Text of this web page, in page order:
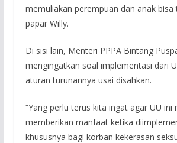
memuliakan perempuan dan anak bisa
papar Willy.
Di sisi lain, Menteri PPPA Bintang
mengingatkan soal implementasi dari
aturan turunannya usai disahkan.
“Yang perlu terus kita ingat agar UU ini
memberikan manfaat ketika
khususnya bagi korban kekerasan